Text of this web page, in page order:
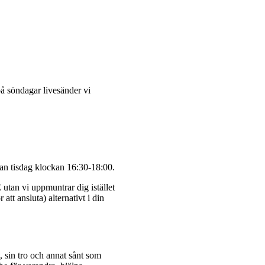
söndagar livesänder vi
tisdag klockan 16:30-18:00.
vi uppmuntrar dig istället
att ansluta) alternativt i din
tro och annat sånt som